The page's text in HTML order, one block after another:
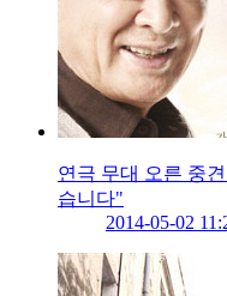
연극 무대 오른 중
습니다"
2014-05-02